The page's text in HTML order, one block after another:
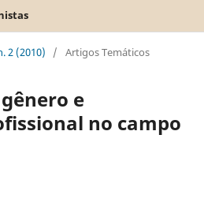
2 (2010) / Artigos Temáticos
e
no campo